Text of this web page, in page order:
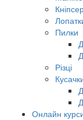
Пилки
Різці
Онлайн